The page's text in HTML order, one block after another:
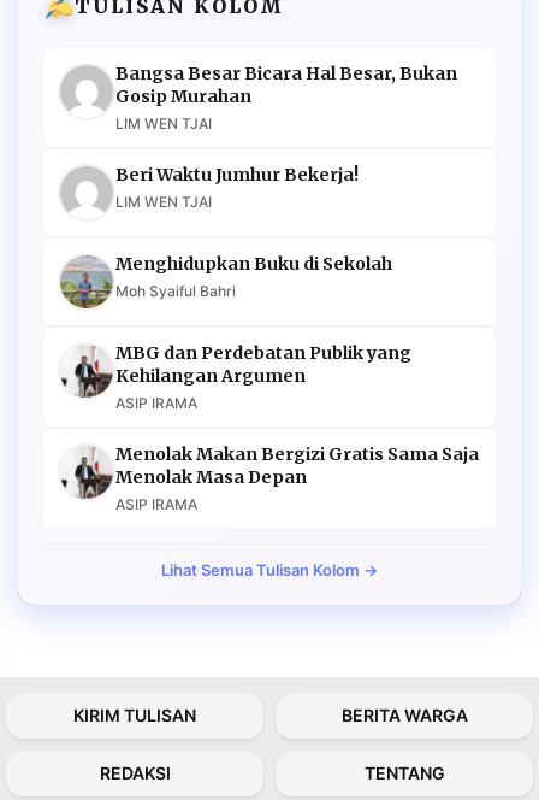
TULISAN KOLOM
Bangsa Besar Bicara Hal Besar, Bukan
Gosip Murahan
LIM WEN TJAI
Beri Waktu Jumhur Bekerja!
LIM WEN TJAI
Menghidupkan Buku di Sekolah
Moh Syaiful Bahri
MBG dan Perdebatan Publik yang
Kehilangan Argumen
ASIP IRAMA
Menolak Makan Bergizi Gratis Sama Saja
Menolak Masa Depan
ASIP IRAMA
Lihat Semua Tulisan Kolom →
KIRIM TULISAN BERITA WARGA
REDAKSI TENTANG